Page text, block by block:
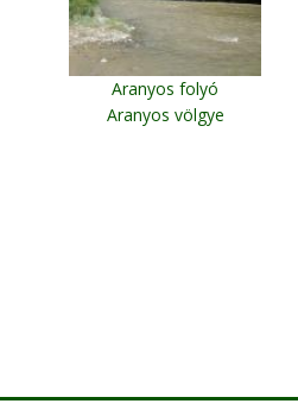
Aranyos folyó
Aranyos völgye